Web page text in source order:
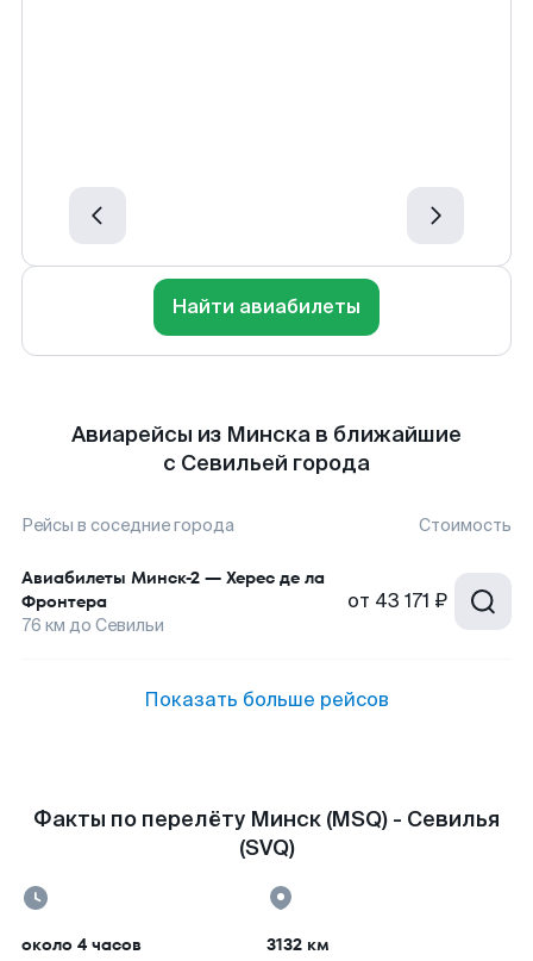
Найти авиабилеты
Авиарейсы из Минска в ближайшие
с Севильей города
Рейсы в соседние города Стоимость
Авиабилеты Минск-2 — Херес де ла
Фронтера
76 км до Севильи
от 43 171 ₽
Показать больше рейсов
Факты по перелёту Минск (MSQ) - Севилья
(SVQ)
около 4 часов 3132 км